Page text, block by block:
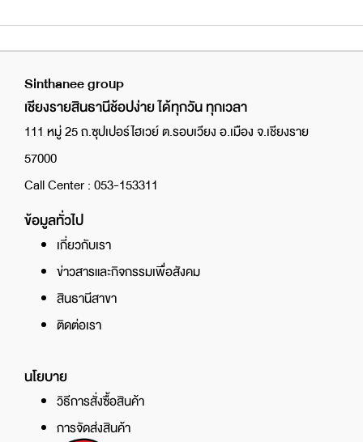
Sinthanee group
เชียงรายสินธานีช้อปง่าย ได้ทุกวัน ทุกเวลา
111 หมู่ 25 ถ.ซุปเปอร์ไฮเวย์ ต.รอบเวียง อ.เมือง จ.เชียงราย
57000
Call Center : 053-153311
ข้อมูลทั่วไป
เกี่ยวกับเรา
ข่าวสารและกิจกรรมเพื่อสังคม
สินธานีสาขา
ติดต่อเรา
นโยบาย
วิธีการสั่งซื้อสินค้า
การจัดส่งสินค้า